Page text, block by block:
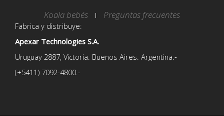
Koala bebés Preguntas frecuentes
Fabrica y distribuye:
Apexar Technologies S.A.
Uruguay 2887, Victoria. Buenos Aires. Argentina.-
(+5411) 7092-4800.-